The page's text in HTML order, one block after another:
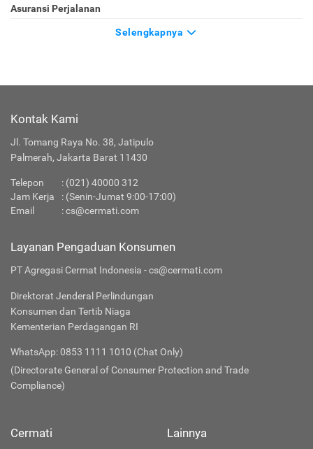
Asuransi Perjalanan
Selengkapnya
Kontak Kami
Jl. Tomang Raya No. 38, Jatipulo
Palmerah, Jakarta Barat 11430
Telepon : (021) 40000 312
Jam Kerja
: (Senin-Jumat 9:00-17:00)
Email
:cs@cermati.com
Layanan Pengaduan Konsumen
PT Agregasi Cermat Indonesia - cs@cermati.com
Direktorat Jenderal Perlindungan
Konsumen dan Tertib Niaga
Kementerian Perdagangan RI
WhatsApp: 0853 1111 1010 (Chat Only)
(Directorate General of Consumer Protection and Trade
Compliance)
Cermati Lainnya